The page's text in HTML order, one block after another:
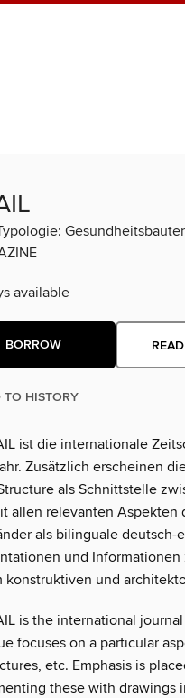
available
BORROW
TO HISTORY
ist die internationale
Zusätzlich erscheinen
als Schnittstelle
allen relevanten Aspekten
als bilinguale
und
konstruktiven und
is the international
focuses on a particular
etc. Emphasis is
these with drawings